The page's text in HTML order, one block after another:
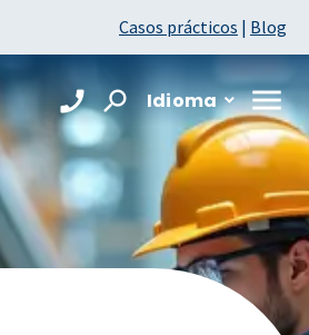
Casos prácticos | Blog
Idioma